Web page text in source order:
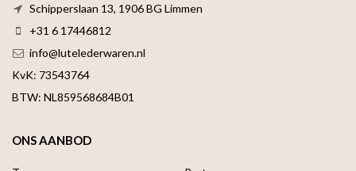
Schipperslaan 13, 1906 BG Limmen
+31 6 17446812
info@lutelederwaren.nl
KvK: 73543764
BTW: NL859568684B01
ONS AANBOD